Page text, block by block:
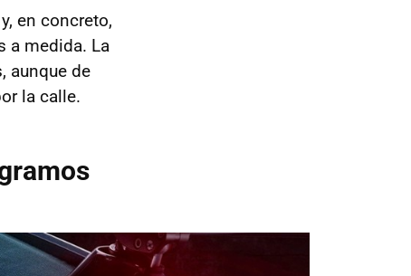
en concreto,
a medida. La
aunque de
la calle.